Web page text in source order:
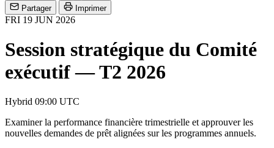
Partager Imprimer
FRI 19 JUN 2026
Session stratégique du Comité
exécutif — T2 2026
Hybrid 09:00 UTC
Examiner la performance financière trimestrielle et approuver les
nouvelles demandes de prêt alignées sur les programmes annuels.